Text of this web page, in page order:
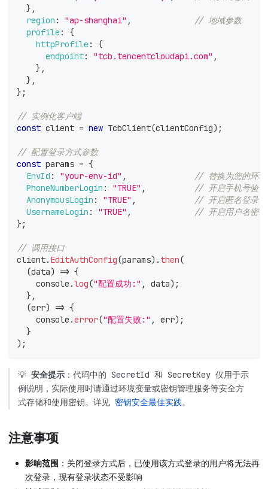
} ,
region : "ap-shanghai" ,
// 地域参数
profile :
{
httpProfile :
{
endpoint: "tcb.tencentcloudapi.com" ,
} ,
} ,
} ;
// 实例化客户端
const client = new TcbClient(clientConfig) ;
// 配置登录方式参数
const params = {
EnvId : "your-env-id" ,
// 替换为您的环
PhoneNumberLogin : "TRUE" ,
// 开启手机号验证
AnonymousLogin : "TRUE" ,
// 开启匿名登录
UsernameLogin : "TRUE" ,
// 开启用户名密码
} ;
// 调用接口
client. EditAuthConfig(params) . then(
(data) => {
console .log("配置成功:" , data) ;
} ,
(err) => {
console .error("配置失败:" , err) ;
}
) ;
💡 安全提示 ：代码中的 SecretId 和 SecretKey 仅用于示
例说明，实际使用时请通过环境变量或密钥管理服务等安全方
式存储和使用密钥。详见 密钥安全最佳实践。
注意事项
影响范围 ：关闭登录方式后，已使用该方式登录的用户将无法再
次登录，现有登录状态不受影响